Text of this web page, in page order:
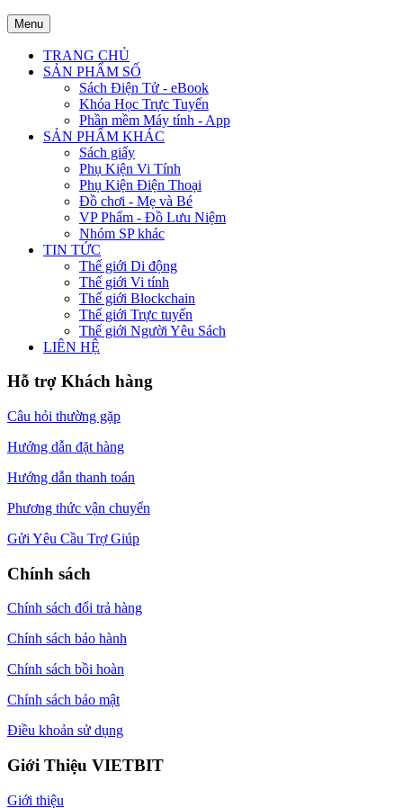
Menu
TRANG CHỦ
SẢN PHẨM SỐ
Sách Điện Tử - eBook
Khóa Học Trực Tuyến
Phần mềm Máy tính - App
SẢN PHẨM KHÁC
Sách giấy
Phụ Kiện Vi Tính
Phụ Kiện Điện Thoại
Đồ chơi - Mẹ và Bé
VP Phẩm - Đồ Lưu Niệm
Nhóm SP khác
TIN TỨC
Thế giới Di động
Thế giới Vi tính
Thế giới Blockchain
Thế giới Trực tuyến
Thế giới Người Yêu Sách
LIÊN HỆ
Hỗ trợ Khách hàng
Câu hỏi thường gặp
Hướng dẫn đặt hàng
Hướng dẫn thanh toán
Phương thức vận chuyển
Gửi Yêu Cầu Trợ Giúp
Chính sách
Chính sách đổi trả hàng
Chính sách bảo hành
Chính sách bồi hoàn
Chính sách bảo mật
Điều khoản sử dụng
Giới Thiệu VIETBIT
Giới thiệu